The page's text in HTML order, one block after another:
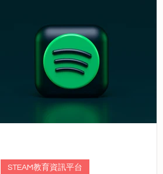
STEAM教育資訊平台